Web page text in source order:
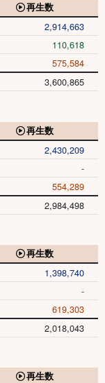
再生数
2,914,663
110,618
575,584
3,600,865
再生数
2,430,209
-
554,289
2,984,498
再生数
1,398,740
-
619,303
2,018,043
再生数